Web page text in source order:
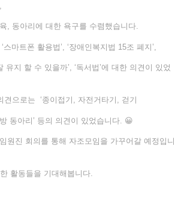
, 동아리에 대한 욕구를 수렴했습니다.
마트폰 활용법’, ‘장애인복지법 15조 폐지’,
유지 할 수 있을까’, ‘독서법’에 대한 의견이 있었
견으로는 ‘종이접기, 자전거타기, 걷기
동아리’ 등의 의견이 있었습니다. 😀
원진 회의를 통해 자조모임을 가꾸어갈 예정입니
활동들을 기대해봅니다.